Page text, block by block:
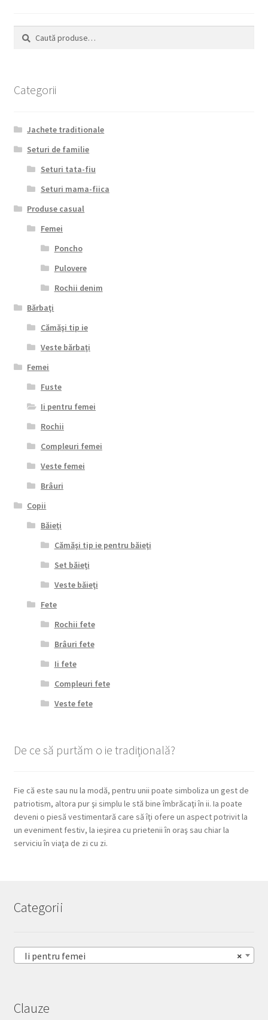
alese
Caută
după:
Caută
Categorii
Jachete traditionale
Seturi de familie
Seturi tata-fiu
Seturi mama-fiica
Produse casual
Femei
Poncho
Pulovere
Rochii denim
Bărbaţi
Cămăşi tip ie
Veste bărbaţi
Femei
Fuste
Ii pentru femei
Rochii
Compleuri femei
Veste femei
Brâuri
Copii
Băieţi
Cămăşi tip ie pentru băieţi
Set băieţi
Veste băieţi
Fete
Rochii fete
Brâuri fete
Ii fete
Compleuri fete
Veste fete
De ce să purtăm o ie tradiţională?
Fie că este sau nu la modă, pentru unii poate simboliza un gest de
patriotism, altora pur şi simplu le stă bine îmbrăcaţi în ii. Ia poate
deveni o piesă vestimentară care să îţi ofere un aspect potrivit la
un eveniment festiv, la ieşirea cu prietenii în oraş sau chiar la
serviciu în viaţa de zi cu zi.
Categorii
×
Ii pentru femei
Clauze